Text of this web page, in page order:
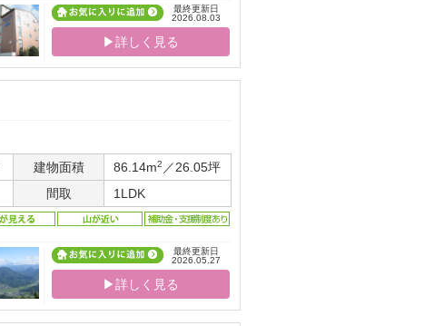
最終更新日
2026.08.03
▶詳しく見る
建物面積 86.14m2 ／26.05坪
間取 1LDK
最終更新日
2026.05.27
▶詳しく見る